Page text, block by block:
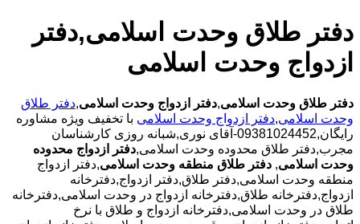
دفتر طلاق وحدت اسلامی,دفتر
ازدواج وحدت اسلامی
دفتر طلاق وحدت اسلامی,دفتر ازدواج وحدت اسلامی,دفتر طلاق
وحدت اسلامی,دفتر ازدواج وحدت اسلامی با تخفیف ویژه مشاوره
رایگان,09381024452-آقای نوری,شبانه روزی کارشناسان
مجرب,دفتر طلاق محدوده وحدت اسلامی,دفتر ازدواج محدوده
وحدت اسلامی, دفتر طلاق منطقه وحدت اسلامی,دفتر ازدواج
منطقه وحدت اسلامی,دفتر طلاق,دفتر ازدواج,دفترخانه
ازدواج,دفترخانه طلاق,دفترخانه ازدواج در وحدت اسلامی,دفترخانه
طلاق در وحدت اسلامی,دفترخانه ازدواج و طلاق با نرخ